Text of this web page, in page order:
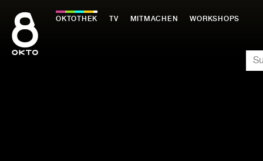
Inhalt
springen
OKTOTHEK TV MITMACHEN WORKSHOPS